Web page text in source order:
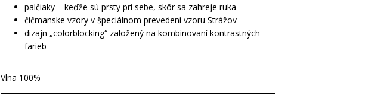
palčiaky – keďže sú prsty pri sebe, skôr sa zahreje ruka
čičmanske vzory v špeciálnom prevedení vzoru Strážov
dizajn „colorblocking“ založený na kombinovaní kontrastných
farieb
Vlna 100%